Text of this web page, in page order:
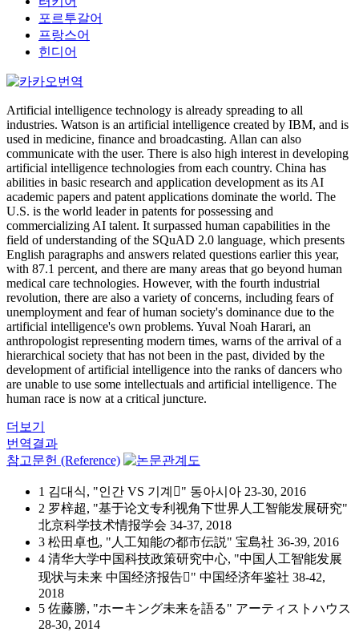
포르투갈어
프랑스어
힌디어
Artificial intelligence technology is already spreading to all
industries. Watson is an artificial intelligence created by IBM, and is
used in medicine, finance and broadcasting. Allan can also
communicate with the user. There is also high interest in developing
artificial intelligence technologies from each country. China has
abilities in basic research and application development as its AI
academic papers and patent applications dominate the world. The
U.S. is the world leader in patents for possessing and
commercializing AI talent. It surpassed human capabilities in the
field of understanding of the SQuAD 2.0 language, which presents
English paragraphs and answers related questions earlier this year,
with 87.1 percent, and there are many areas that go beyond human
medical care technologies. However, with the fourth industrial
revolution, there are also a variety of concerns, including fears of
unemployment and fear of human society's dominance due to the
artificial intelligence's own problems. Yuval Noah Harari, an
anthropologist representing modern times, warns of the arrival of a
hierarchical society that has not been in the past, divided by the
development of artificial intelligence into the ranks of dancers who
are unable to use some intellectuals and artificial intelligence. The
human race is now at a critical juncture.
더보기
번역결과
참고문헌 (Reference)
1 김대식, "인간 VS 기계" 동아시아 23-30, 2016
2 罗梓超, "基于论文专利视角下世界人工智能发展研究"
北京科学技术情报学会 34-37, 2018
3 松田卓也, "人工知能の都市伝説" 宝島社 36-39, 2016
4 清华大学中国科技政策研究中心, "中国人工智能发展
现状与未来 中国经济报告" 中国经济年鉴社 38-42,
2018
5 佐藤勝, "ホーキング未来を語る" アーティストハウス
28-30, 2014